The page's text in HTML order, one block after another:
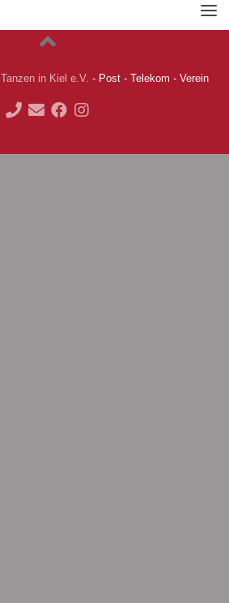
Tanzen in Kiel e.V. - Post - Telekom - Verein